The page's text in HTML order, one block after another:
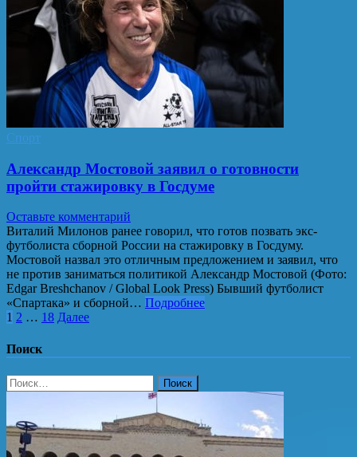
Спорт
Александр Мостовой заявил о готовности
пройти стажировку в Госдуме
Оставьте комментарий
Виталий Милонов ранее говорил, что готов позвать экс-
футболиста сборной России на стажировку в Госдуму.
Мостовой назвал это отличным предложением и заявил, что
не против заниматься политикой Александр Мостовой (Фото:
Edgar Breshchanov / Global Look Press) Бывший футболист
«Спартака» и сборной… Подробнее
Пагинация
записей
1 2 … 18 Далее
Поиск
Найти: